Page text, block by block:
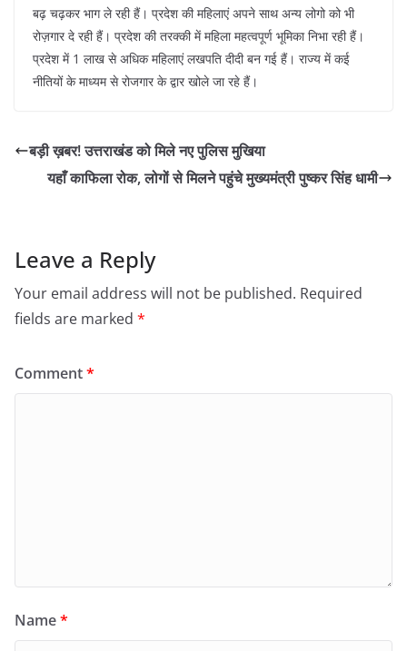
बढ़ चढ़कर भाग ले रही हैं। प्रदेश की महिलाएं अपने साथ अन्य लोगो को भी
रोज़गार दे रही हैं। प्रदेश की तरक्की में महिला महत्वपूर्ण भूमिका निभा रही हैं।
प्रदेश में 1 लाख से अधिक महिलाएं लखपति दीदी बन गई हैं। राज्य में कई
नीतियों के माध्यम से रोजगार के द्वार खोले जा रहे हैं।
बड़ी ख़बर! उत्तराखंड को मिले नए पुलिस मुखिया
यहाँ काफिला रोक, लोगों से मिलने पहुंचे मुख्यमंत्री पुष्कर सिंह धामी
Leave a Reply
Your email address will not be published. Required
fields are marked *
Comment*
Name*